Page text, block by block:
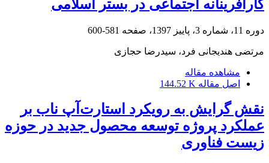
کارآفرینانه اجتماعی در بستر اسلامی
دوره 11، شماره 3، پاییز 1397، صفحه 581-600
مرتضی هندیجانی فرد، سیدرضا حجازی
مشاهده مقاله
اصل مقاله 144.52 K
نقش گرایش به رویکرد استارت‌آپ ناب بر
عملکرد پروژه توسعه محصول جدید در حوزه
زیست فناوری